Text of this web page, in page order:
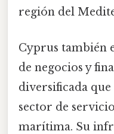
región del
Cyprus también
de negocios y
diversificada
sector de
marítima. Su